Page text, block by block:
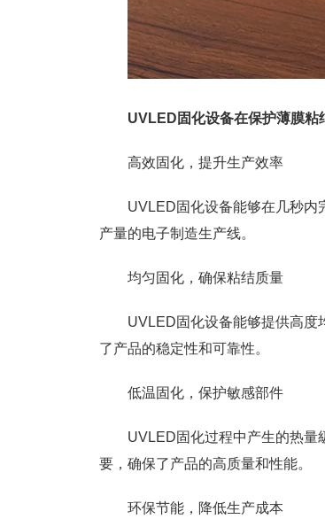
UVLED固化设备在保护薄膜粘
高效固化，提升生产效率
UVLED固化设备能够在几秒内
产量的电子制造生产线。
均匀固化，确保粘结质量
UVLED固化设备能够提供高度
了产品的稳定性和可靠性。
低温固化，保护敏感部件
UVLED固化过程中产生的热量
要，确保了产品的高质量和性能。
环保节能，降低生产成本